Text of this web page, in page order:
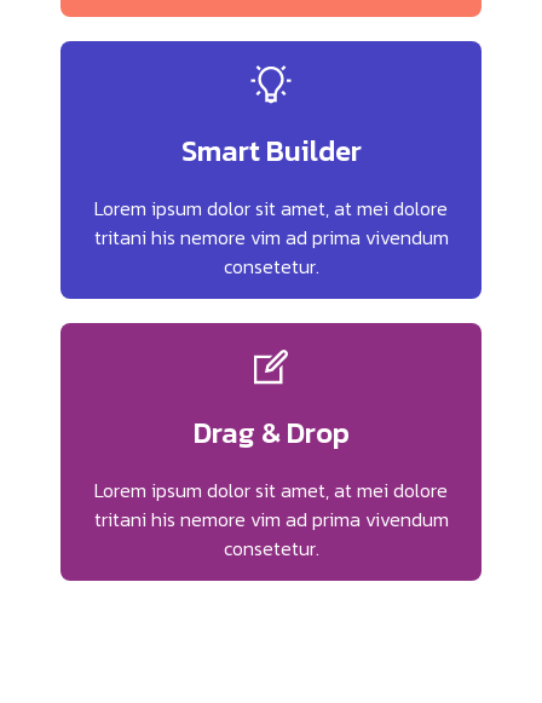
Smart Builder
Lorem ipsum dolor sit amet, at mei dolore
tritani his nemore vim ad prima vivendum
consetetur.
Drag & Drop
Lorem ipsum dolor sit amet, at mei dolore
tritani his nemore vim ad prima vivendum
consetetur.